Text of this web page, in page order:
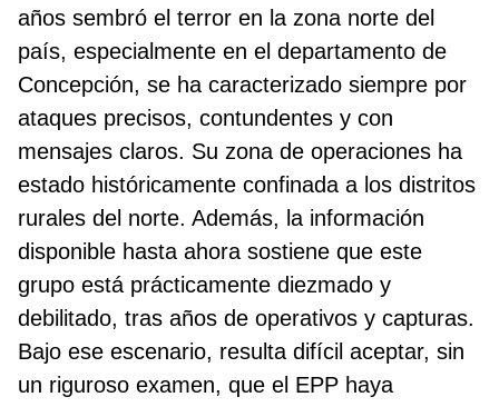
años sembró el terror en la zona norte del
país, especialmente en el departamento de
Concepción, se ha caracterizado siempre por
ataques precisos, contundentes y con
mensajes claros. Su zona de operaciones ha
estado históricamente confinada a los distritos
rurales del norte. Además, la información
disponible hasta ahora sostiene que este
grupo está prácticamente diezmado y
debilitado, tras años de operativos y capturas.
Bajo ese escenario, resulta difícil aceptar, sin
un riguroso examen, que el EPP haya